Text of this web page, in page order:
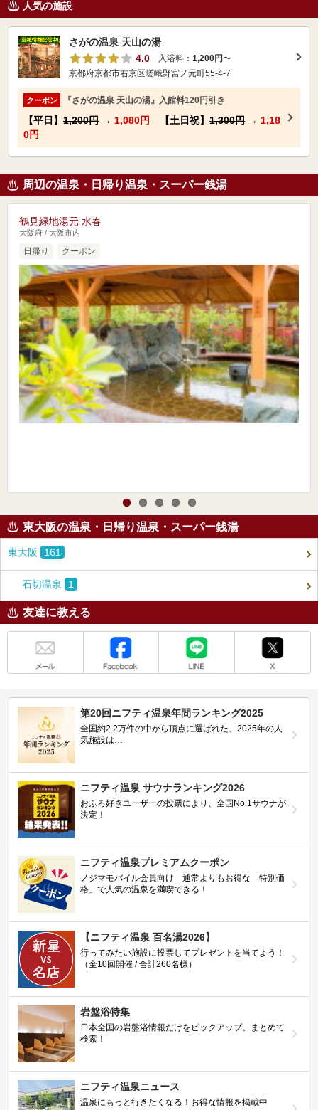
人気の施設
さがの温泉 天山の湯
4.0
入浴料： 1,200円〜
京都府京都市右京区嵯峨野宮ノ元町55-4-7
クーポン 『さがの温泉 天山の湯』入館料120円引き
【平日】 1,200円 → 1,080円 【土日祝】 1,300円 → 1,18
0円
周辺の温泉・日帰り温泉・スーパー銭湯
鶴見緑地湯元 水春
大阪府 / 大阪市内
日帰り クーポン
東大阪の温泉・日帰り温泉・スーパー銭湯
東大阪 161
石切温泉 1
友達に教える
第20回ニフティ温泉年間ランキング2025
全国約2.2万件の中から頂点に選ばれた、2025年の人
気施設は…
ニフティ温泉 サウナランキング2026
おふろ好きユーザーの投票により、全国No.1サウナが
決定！
ニフティ温泉プレミアムクーポン
ノジマモバイル会員向け 通常よりもお得な「特別価
格」で人気の温泉を満喫できる！
【ニフティ温泉 百名湯2026】
行ってみたい施設に投票してプレゼントを当てよう！
（全10回開催 / 合計260名様）
岩盤浴特集
日本全国の岩盤浴情報だけをピックアップ。まとめて
検索！
ニフティ温泉ニュース
温泉にもっと行きたくなる！お得な情報を掲載中